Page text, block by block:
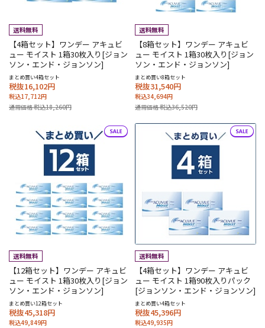
【4箱セット】ワンデー アキュビ
ュー モイスト 1箱30枚入り[ジョン
ソン・エンド・ジョンソン]
まとめ買い4箱セット
税抜16,102円
税込17,712円
通常価格 税込18,260円
【8箱セット】ワンデー アキュビ
ュー モイスト 1箱30枚入り[ジョン
ソン・エンド・ジョンソン]
まとめ買い8箱セット
税抜31,540円
税込34,694円
通常価格 税込36,520円
【12箱セット】ワンデー アキュビ
ュー モイスト 1箱30枚入り[ジョン
ソン・エンド・ジョンソン]
まとめ買い12箱セット
税抜45,318円
税込49,849円
【4箱セット】ワンデー アキュビ
ュー モイスト 1箱90枚入りパック
[ジョンソン・エンド・ジョンソン]
まとめ買い4箱セット
税抜45,396円
税込49,935円